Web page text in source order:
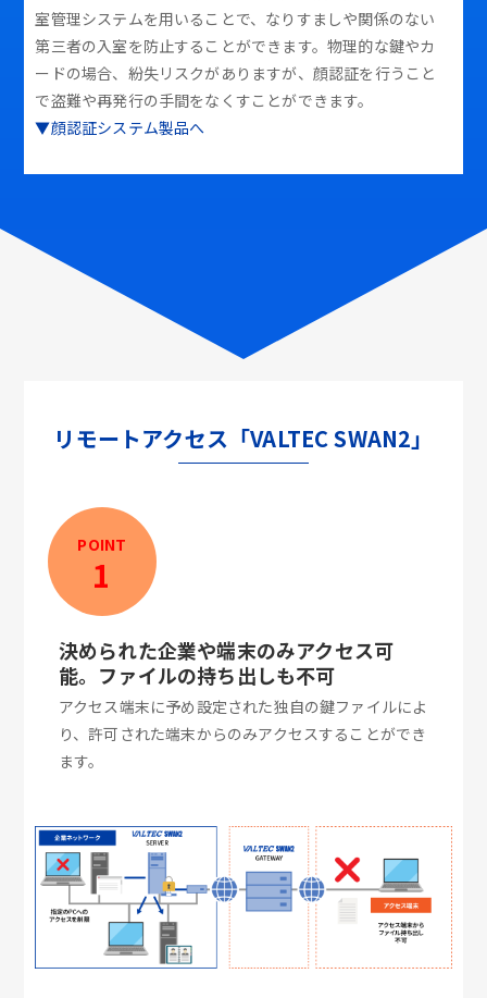
室管理システムを用いることで、なりすましや関係のない
第三者の入室を防止することができます。物理的な鍵やカ
ードの場合、紛失リスクがありますが、顔認証を行うこと
で盗難や再発行の手間をなくすことができます。
▼顔認証システム製品へ
リモートアクセス「VALTEC SWAN2」
POINT
1
決められた企業や端末のみアクセス可
能。ファイルの持ち出しも不可
アクセス端末に予め設定された独自の鍵ファイルによ
り、許可された端末からのみアクセスすることができ
ます。